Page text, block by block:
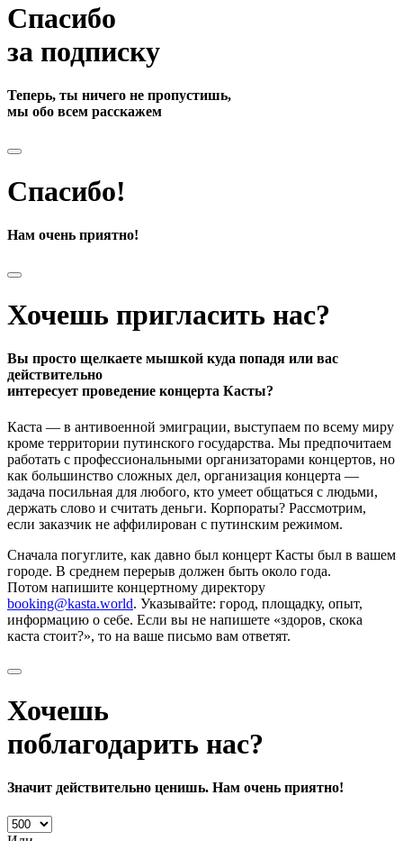
Спасибо
за подписку
Теперь, ты ничего не пропустишь,
мы обо всем расскажем
Спасибо!
Нам очень приятно!
Хочешь пригласить нас?
Вы просто щелкаете мышкой куда попадя или вас
действительно
интересует проведение концерта Касты?
Каста — в антивоенной эмиграции, выступаем по всему миру
кроме территории путинского государства. Мы предпочитаем
работать с профессиональными организаторами концертов, но
как большинство сложных дел, организация концерта —
задача посильная для любого, кто умеет общаться с людьми,
держать слово и считать деньги. Корпораты? Рассмотрим,
если заказчик не аффилирован с путинским режимом.
Сначала погуглите, как давно был концерт Касты был в вашем
городе. В среднем перерыв должен быть около года.
Потом напишите концертному директору
booking@kasta.world. Указывайте: город, площадку, опыт,
информацию о себе. Если вы не напишете «здоров, скока
каста стоит?», то на ваше письмо вам ответят.
Хочешь
поблагодарить нас?
Значит действительно ценишь. Нам очень приятно!